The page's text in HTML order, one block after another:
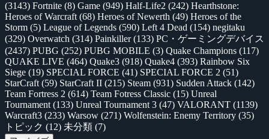
(3143) Fortnite (8) Game (949) Half-Life2 (242) Hearthstone:
Heroes of Warcraft (68) Heroes of Newerth (49) Heroes of the
Storm (5) League of Legends (590) Left 4 Dead (154) negitaku
(329) Overwatch (314) Painkiller(133) PC・ゲーミングデバイス
(2437) PUBG (252) PUBG MOBILE (3) Quake Champions (117)
QUAKE LIVE (464) Quake3 (918) Quake4 (393) Rainbow Six
Siege (19) SPECIAL FORCE (41) SPECIAL FORCE 2 (51)
StarCraft (59) StarCraft II (215) Steam (931) Sudden Attack (142)
Team Fortress 2 (614) Team Fotress Classic (15) Unreal
Tournament (133) Unreal Tournament 3 (47) VALORANT (1139)
Warcraft3 (233) Warsow (271) Wolfenstein: Enemy Territory (35)
トピック (12) 未分類 (7)